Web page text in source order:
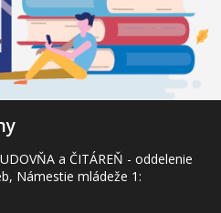
a ČITÁREŇ - oddelenie
Námestie mládeže 1: